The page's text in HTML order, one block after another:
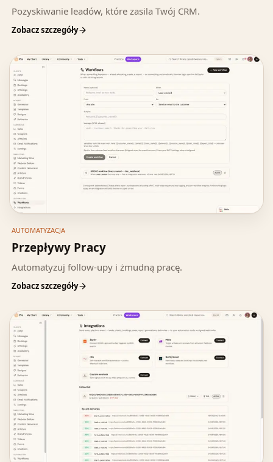
Pozyskiwanie leadów, które zasila Twój CRM.
Zobacz szczegóły
AUTOMATYZACJA
Przepływy Pracy
Automatyzuj follow-upy i żmudną pracę.
Zobacz szczegóły